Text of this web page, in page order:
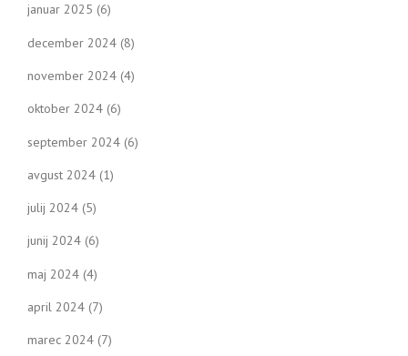
januar 2025 (6)
december 2024 (8)
november 2024 (4)
oktober 2024 (6)
september 2024 (6)
avgust 2024 (1)
julij 2024 (5)
junij 2024 (6)
maj 2024 (4)
april 2024 (7)
marec 2024 (7)